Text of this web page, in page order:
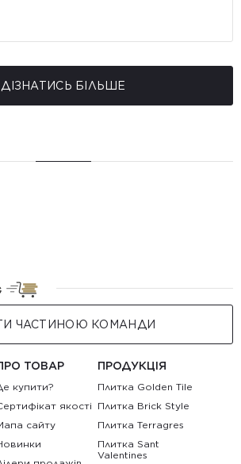
ДІЗНАТИСЬ БІЛЬШЕ
ЧАСТИНОЮ КОМАНДИ
ТОВАР
купити?
якості
сайту
ПРОДУКЦІЯ
Плитка Golden Tile
Плитка Brick Style
Плитка Terragres
Плитка Sant
Valentines